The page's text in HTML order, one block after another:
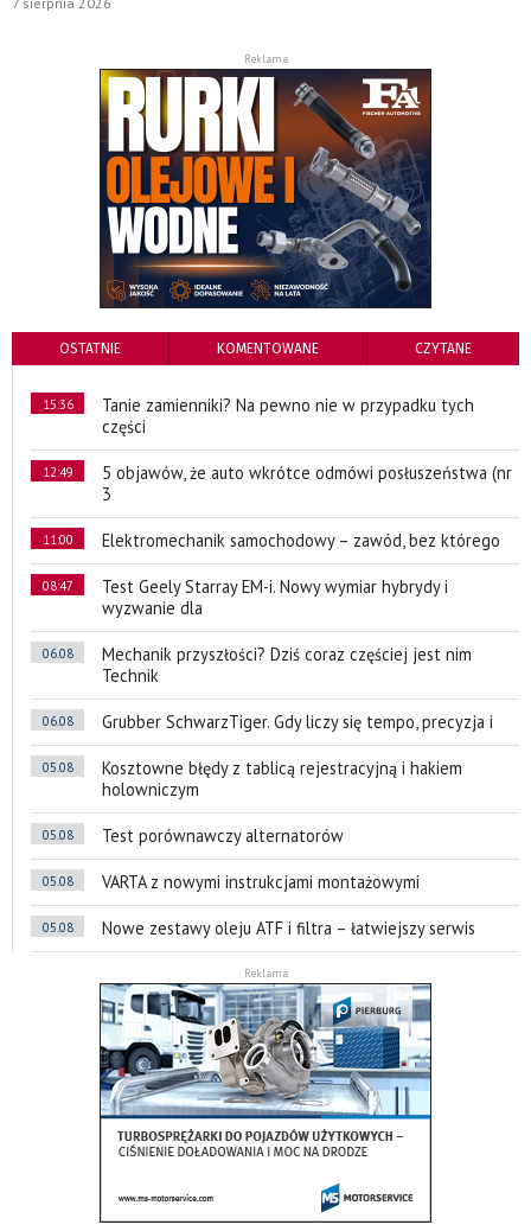
Reklama
OSTATNIE KOMENTOWANE CZYTANE
15:36
Tanie zamienniki? Na pewno nie w przypadku tych
części
12:49
5 objawów, że auto wkrótce odmówi posłuszeństwa (nr
3
11:00 Elektromechanik samochodowy – zawód, bez którego
08:47
Test Geely Starray EM-i. Nowy wymiar hybrydy i
wyzwanie dla
06.08
Mechanik przyszłości? Dziś coraz częściej jest nim
Technik
06.08 Grubber SchwarzTiger. Gdy liczy się tempo, precyzja i
05.08
Kosztowne błędy z tablicą rejestracyjną i hakiem
holowniczym
05.08 Test porównawczy alternatorów
05.08 VARTA z nowymi instrukcjami montażowymi
05.08 Nowe zestawy oleju ATF i filtra – łatwiejszy serwis
Reklama